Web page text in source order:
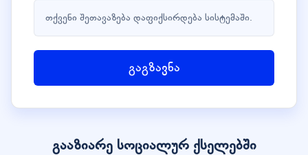
თქვენი შეთავაზება დაფიქსირდება სისტემაში.
გაგზავნა
გააზიარე სოციალურ ქსელებში